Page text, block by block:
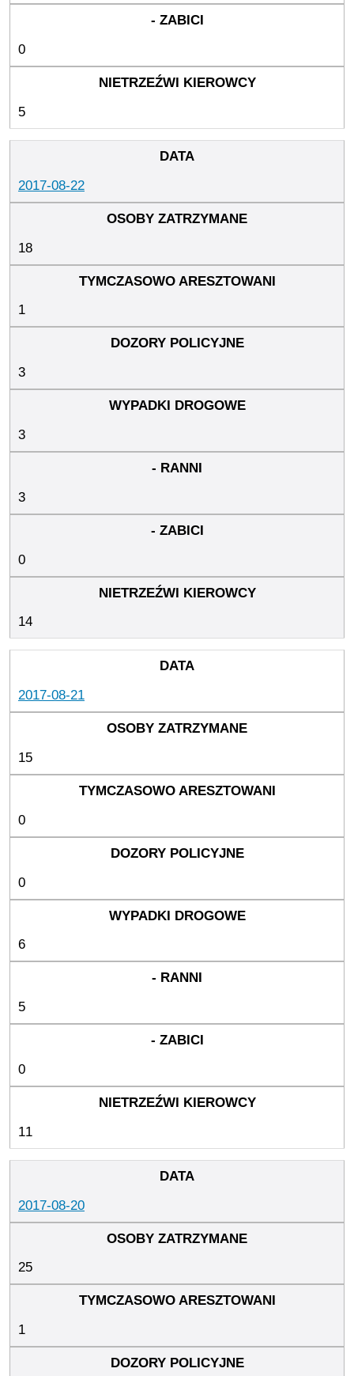
0
5
2017-08-22
18
1
3
3
3
0
14
2017-08-21
15
0
0
6
5
0
11
2017-08-20
25
1